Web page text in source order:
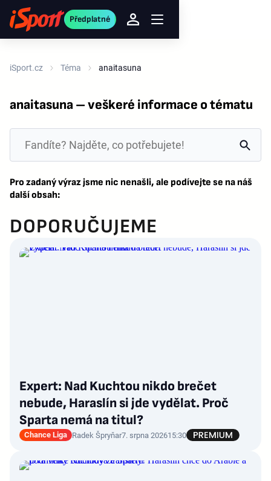
Předplatné
iSport.cz Téma anaitasuna
anaitasuna – veškeré informace o tématu
Pro zadaný výraz jsme nic nenašli, ale podívejte se na náš
další obsah:
DOPORUČUJEME
Expert: Nad Kuchtou nikdo brečet
nebude, Haraslín si jde vydělat. Proč
Sparta nemá na titul?
Chance Liga Radek Špryňar7. srpna 202615:30